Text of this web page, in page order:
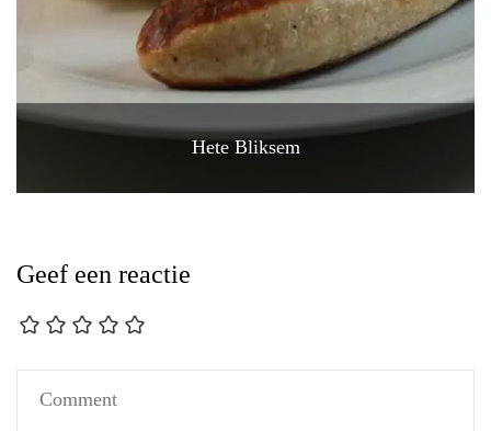
Hete Bliksem
Geef een reactie